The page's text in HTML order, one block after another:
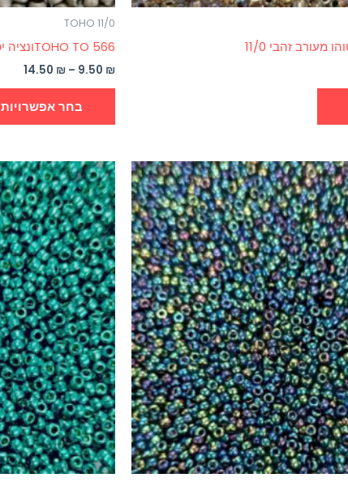
TOHO 11/0
TOHO TO 566ונציה יפני טוהו צבע אפור
9.50 ₪
–
14.50 ₪
בחר אפשרויות